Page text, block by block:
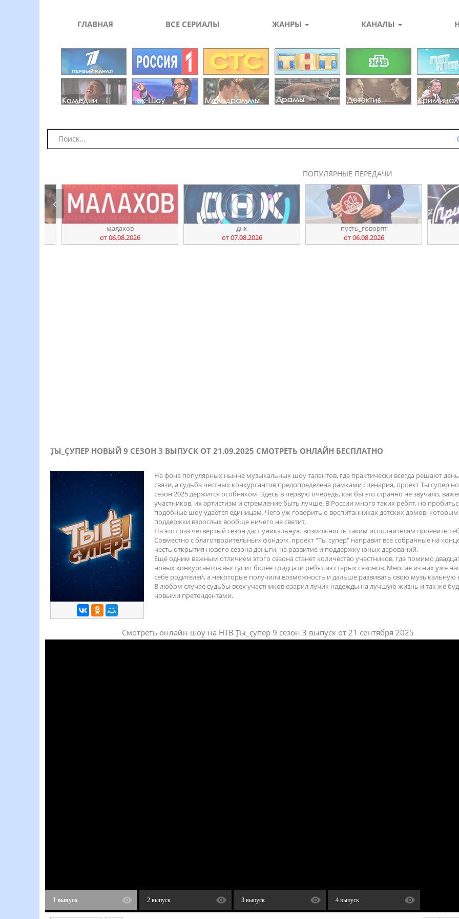
ГЛАВНАЯ ВСЕ СЕРИАЛЫ ЖАНРЫ КАНАЛЫ
ПОПУЛЯРНЫЕ ПЕРЕДАЧИ
ӎаԓахов
от 06.08.2026
от 07.08.2026
пуҫть_говорят
от 06.08.2026
ꚐЫ_ҪУПЕР НОВЫЙ 9 СЕЗОН 3 ВЫПУСК ОТ 21.09.2025 СМОТРЕТЬ ОНЛАЙН БЕСПЛАТНО
На фоне популярных нынче музыкальных шоу талантов, где практически всегда решают
связи, а судьба честных конкурсантов предопределена рамками сценария, проект Ты супер
сезон 2025 держится особняком. Здесь в первую очередь, как бы это странно не звучало,
участников, их артистизм и стремление быть лучше. В России много таких ребят, но
подобные шоу удаётся единицам. Чего уж говорить о воспитанниках детских домов,
поддержки взрослых вообще ничего не светит.
На этот раз четвёртый сезон даст уникальную возможность таким исполнителям проявить
Совместно с благотворительным фондом, проект "Ты супер" направит все собранные на
честь открытия нового сезона деньги, на развитие и поддержку юных дарований.
Ещё одним важным отличием этого сезона станет количество участников, где помимо
новых конкурсантов выступит более тридцати ребят из старых сезонов. Многие из них уже
себе родителей, а некоторые получили возможность и дальше развивать свою музыкальную
В любом случае судьбы всех участников озарил лучик надежды на лучшую жизнь и так же
новыми претендентами.
Смотреть онлайн шоу на НТВ Ꚑы_ҫупер 9 сезон 3 выпуск от 21 сентября 2025
1 выпуск 2 выпуск 3 выпуск 4 выпуск